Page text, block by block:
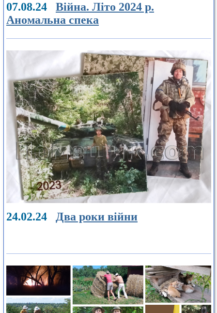
07.08.24 Війна. Літо 2024 р.
Аномальна спека
24.02.24 Два роки війни